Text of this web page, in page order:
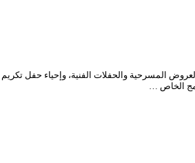
والحفلات الفنية، وإحياء حفل تكريم
الخاص …